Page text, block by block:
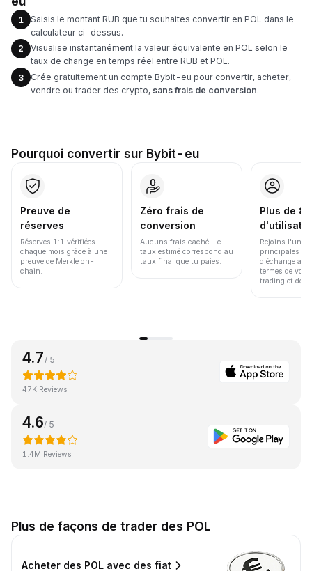
1
Saisis le montant RUB que tu souhaites convertir en POL dans le
calculateur ci-dessus.
2
Visualise instantanément la valeur équivalente en POL selon le
taux de change en temps réel entre RUB et POL.
3
Crée gratuitement un compte Bybit-eu pour convertir, acheter,
vendre ou trader des crypto, sans frais de conversion.
Pourquoi convertir sur Bybit-eu
Preuve de
réserves
Réserves 1:1 vérifiées
chaque mois grâce à une
preuve de Merkle on-
chain.
Zéro frais de
conversion
Aucuns frais caché. Le
taux estimé correspond au
taux final que tu paies.
Plus de
Rejoins l'une
principales
d'échange au
termes de
trading et de
4.7 / 5
47K Reviews
4.6/ 5
1.4M Reviews
Plus de façons de trader des POL
Acheter des POL avec des fiat